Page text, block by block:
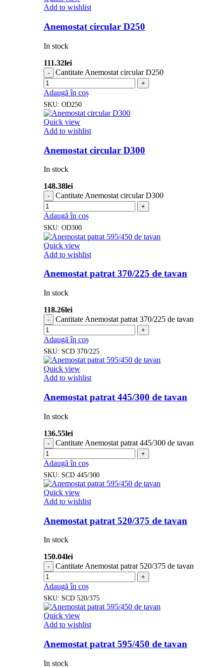
Add to wishlist
Anemostat circular D250
In stock
111.32lei
Cantitate Anemostat circular D250
Adaugă în coș
SKU: OD250
Quick view
Add to wishlist
Anemostat circular D300
In stock
148.38lei
Cantitate Anemostat circular D300
Adaugă în coș
SKU: OD300
Quick view
Add to wishlist
Anemostat patrat 370/225 de tavan
In stock
118.26lei
Cantitate Anemostat patrat 370/225 de tavan
Adaugă în coș
SKU: SCD 370/225
Quick view
Add to wishlist
Anemostat patrat 445/300 de tavan
In stock
136.55lei
Cantitate Anemostat patrat 445/300 de tavan
Adaugă în coș
SKU: SCD 445/300
Quick view
Add to wishlist
Anemostat patrat 520/375 de tavan
In stock
150.04lei
Cantitate Anemostat patrat 520/375 de tavan
Adaugă în coș
SKU: SCD 520/375
Quick view
Add to wishlist
Anemostat patrat 595/450 de tavan
In stock